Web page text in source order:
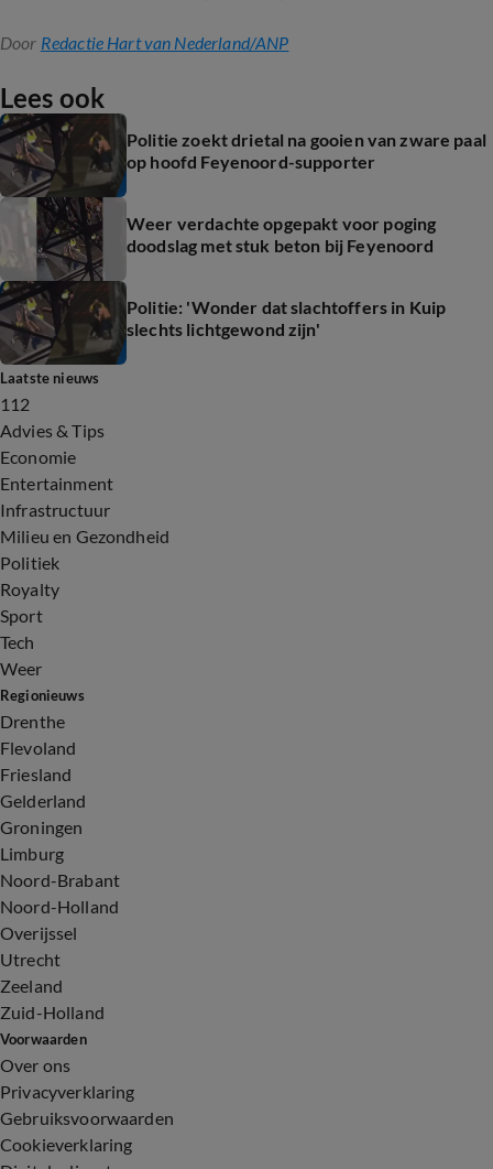
Door Redactie Hart van Nederland/ANP
Lees ook
Politie zoekt drietal na gooien van zware paal
op hoofd Feyenoord-supporter
Weer verdachte opgepakt voor poging
doodslag met stuk beton bij Feyenoord
Politie: 'Wonder dat slachtoffers in Kuip
slechts lichtgewond zijn'
Laatste nieuws
112
Advies & Tips
Economie
Entertainment
Infrastructuur
Milieu en Gezondheid
Politiek
Royalty
Sport
Tech
Weer
Regionieuws
Drenthe
Flevoland
Friesland
Gelderland
Groningen
Limburg
Noord-Brabant
Noord-Holland
Overijssel
Utrecht
Zeeland
Zuid-Holland
Voorwaarden
Over ons
Privacyverklaring
Gebruiksvoorwaarden
Cookieverklaring